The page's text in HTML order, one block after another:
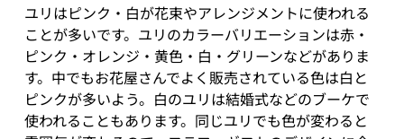
ユリはピンク・白が花束やアレンジメントに使われる
ことが多いです。ユリのカラーバリエーションは赤・
ピンク・オレンジ・黄色・白・グリーンなどがありま
す。中でもお花屋さんでよく販売されている色は白と
ピンクが多いよう。白のユリは結婚式などのブーケで
使われることもあります。同じユリでも色が変わると